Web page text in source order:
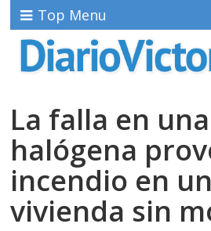
Top Menu
La falla en
halógena
incendio en
vivienda sin